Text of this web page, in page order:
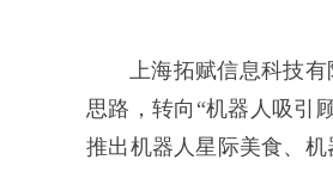
上海拓赋信息科技
思路，转向“机器人吸引
推出机器人星际美食、